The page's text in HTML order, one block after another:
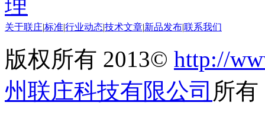
理
关于联庄标准行业动态技术文章 新品发布联系我们
版权所有 2013© http://
州联庄科技有限公司 所